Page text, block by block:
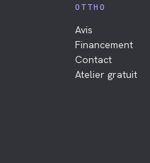
OTTHO
Avis
Financement
Contact
Atelier gratuit